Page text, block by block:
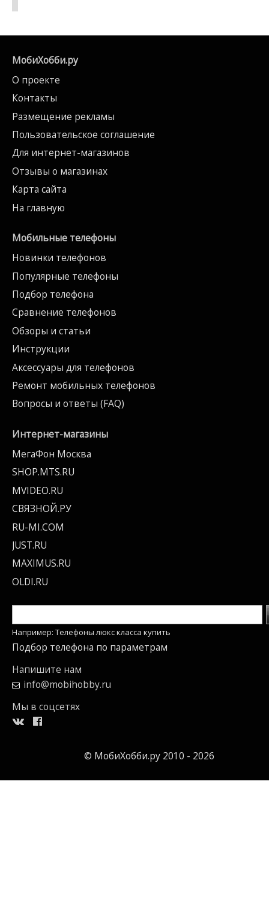
МобиХобби.ру
О проекте
Контакты
Размещение рекламы
Пользовательское соглашение
Для интернет-магазинов
Отзывы о магазинах
Карта сайта
На главную
Мобильные телефоны
Новинки телефонов
Популярные телефоны
Подбор телефона
Сравнение телефонов
Обзоры и статьи
Инструкции
Аксессуары для телефонов
Ремонт мобильных телефонов
Вопросы и ответы (FAQ)
Интернет-магазины
МегаФон Москва
SHOP.MTS.RU
MVIDEO.RU
СВЯЗНОЙ.РУ
RU-MI.COM
JUST.RU
MAXIMUS.RU
OLDI.RU
Например: Телефоны люкс класса купить
Подбор телефона по параметрам
Напишите нам
info@mobihobby.ru
Мы в соцсетях
© МобиХобби.ру 2010 - 2026